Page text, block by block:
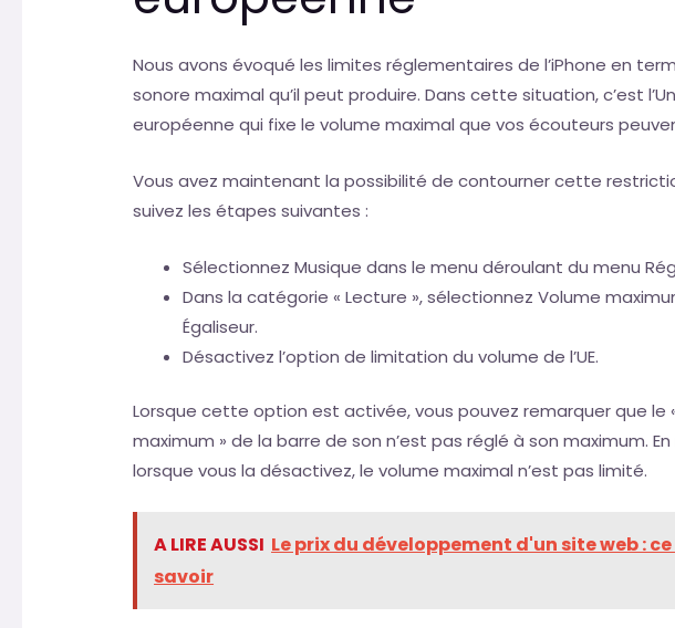
Nous avons évoqué les limites réglementaires de l’iPhone en
sonore maximal qu’il peut produire. Dans cette situation, c’est
européenne qui fixe le volume maximal que vos écouteurs
Vous avez maintenant la possibilité de contourner cette
suivez les étapes suivantes :
Sélectionnez Musique dans le menu déroulant du menu
Dans la catégorie « Lecture », sélectionnez Volume
Égaliseur.
Désactivez l’option de limitation du volume de l’UE.
Lorsque cette option est activée, vous pouvez remarquer que le
maximum » de la barre de son n’est pas réglé à son maximum.
lorsque vous la désactivez, le volume maximal n’est pas limité.
A LIRE AUSSI Le prix du développement d'un site web :
savoir